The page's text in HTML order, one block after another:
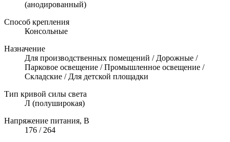
(анодированный)
Способ крепления
Консольные
Назначение
Для производственных помещений / Дорожные /
Парковое освещение / Промышленное освещение /
Складские / Для детской площадки
Тип кривой силы света
Л (полуширокая)
Напряжение питания, В
176 / 264